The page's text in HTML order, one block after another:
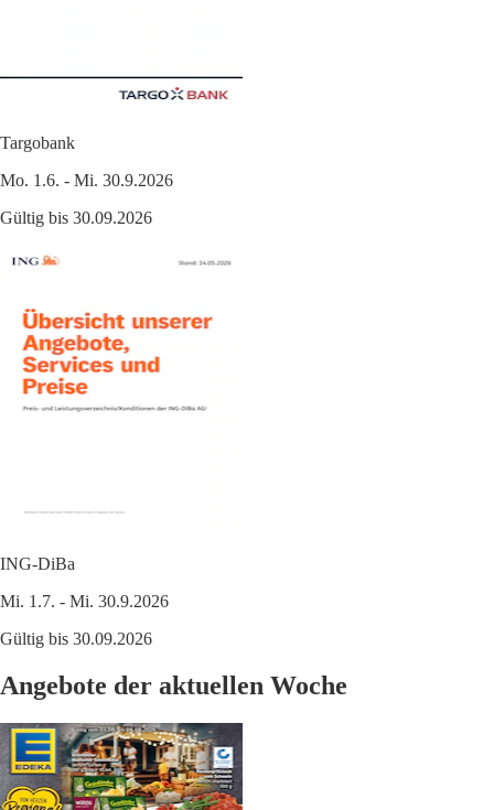
Targobank
Mo. 1.6. - Mi. 30.9.2026
Gültig bis 30.09.2026
ING-DiBa
Mi. 1.7. - Mi. 30.9.2026
Gültig bis 30.09.2026
Angebote der aktuellen Woche